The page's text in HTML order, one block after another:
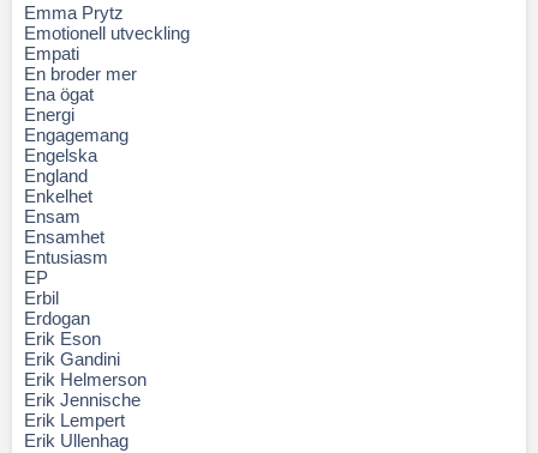
Emma Prytz
Emotionell utveckling
Empati
En broder mer
Ena ögat
Energi
Engagemang
Engelska
England
Enkelhet
Ensam
Ensamhet
Entusiasm
EP
Erbil
Erdogan
Erik Eson
Erik Gandini
Erik Helmerson
Erik Jennische
Erik Lempert
Erik Ullenhag